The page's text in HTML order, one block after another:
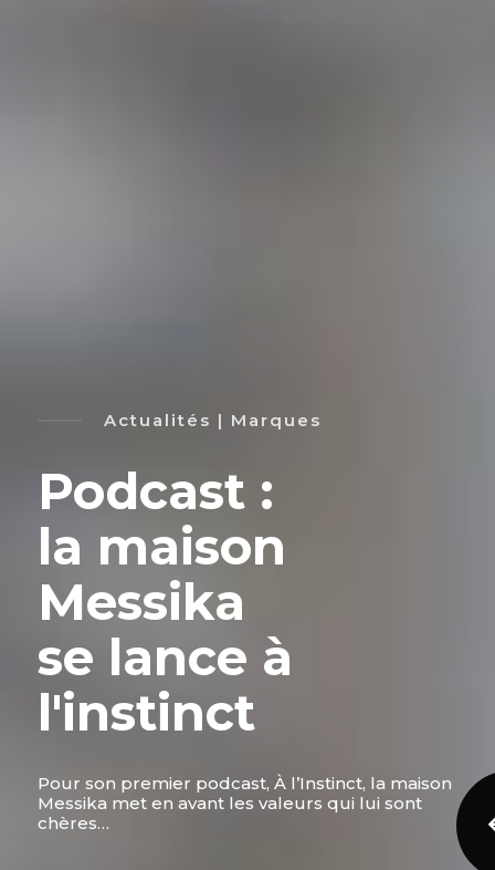
Actualités | Marques
Podcast :
la maison
Messika
se lance à
l'instinct
Pour son premier podcast, À l’Instinct, la maison
Messika met en avant les valeurs qui lui sont
chères…